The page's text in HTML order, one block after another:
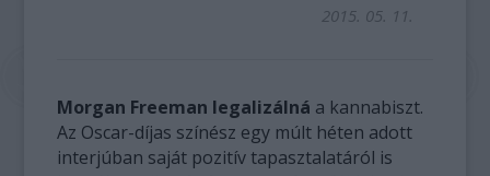
2015. 05. 11.
Morgan Freeman legalizálná a kannabiszt.
Az Oscar-díjas színész egy múlt héten adott
interjúban saját pozitív tapasztalatáról is